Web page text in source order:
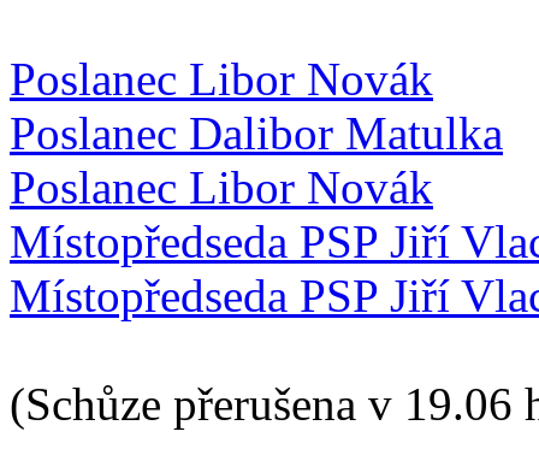
Poslanec Libor Novák
Poslanec Dalibor Matulka
Poslanec Libor Novák
Místopředseda PSP Jiří
Místopředseda PSP Jiří
(Schůze přerušena v 19.06